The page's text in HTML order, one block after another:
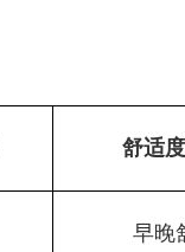
舒适
早晚